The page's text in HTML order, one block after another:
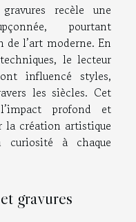
recèle une
pourtant
de l’art moderne. En
le lecteur
influencé styles,
les siècles. Cet
profond et
la création artistique
curiosité à chaque
gravures